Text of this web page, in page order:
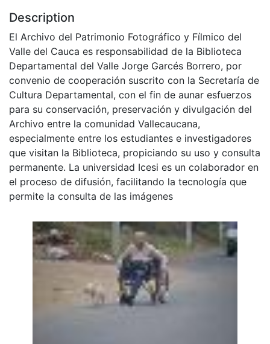
Description
El Archivo del Patrimonio Fotográfico y Fílmico del
Valle del Cauca es responsabilidad de la Biblioteca
Departamental del Valle Jorge Garcés Borrero, por
convenio de cooperación suscrito con la Secretaría de
Cultura Departamental, con el fin de aunar esfuerzos
para su conservación, preservación y divulgación del
Archivo entre la comunidad Vallecaucana,
especialmente entre los estudiantes e investigadores
que visitan la Biblioteca, propiciando su uso y consulta
permanente. La universidad Icesi es un colaborador en
el proceso de difusión, facilitando la tecnología que
permite la consulta de las imágenes